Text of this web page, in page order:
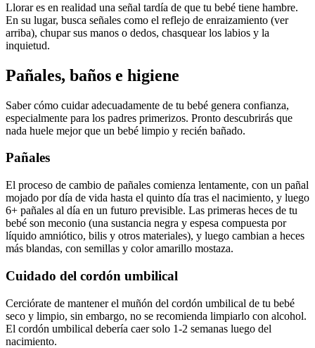
Llorar es en realidad una señal tardía de que tu bebé tiene hambre.
En su lugar, busca señales como el reflejo de enraizamiento (ver
arriba), chupar sus manos o dedos, chasquear los labios y la
inquietud.
Pañales, baños e higiene
Saber cómo cuidar adecuadamente de tu bebé genera confianza,
especialmente para los padres primerizos. Pronto descubrirás que
nada huele mejor que un bebé limpio y recién bañado.
Pañales
El proceso de cambio de pañales comienza lentamente, con un pañal
mojado por día de vida hasta el quinto día tras el nacimiento, y luego
6+ pañales al día en un futuro previsible. Las primeras heces de tu
bebé son meconio (una sustancia negra y espesa compuesta por
líquido amniótico, bilis y otros materiales), y luego cambian a heces
más blandas, con semillas y color amarillo mostaza.
Cuidado del cordón umbilical
Cerciórate de mantener el muñón del cordón umbilical de tu bebé
seco y limpio, sin embargo, no se recomienda limpiarlo con alcohol.
El cordón umbilical debería caer solo 1-2 semanas luego del
nacimiento.